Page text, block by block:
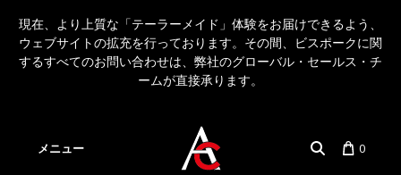
現在、より上質な「テーラーメイド」体験をお届けできるよう、
ウェブサイトの拡充を行っております。その間、ビスポークに関
するすべてのお問い合わせは、弊社のグローバル・セールス・チ
ームが直接承ります。
メニュー 0